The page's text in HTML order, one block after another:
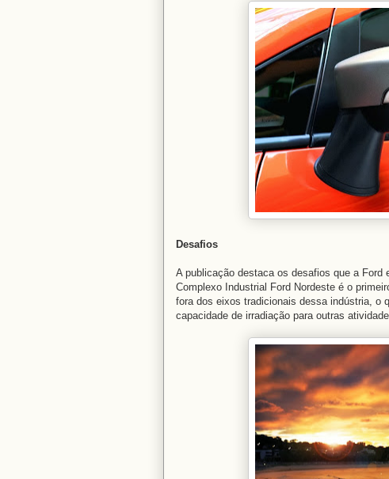
Desafios
A publicação destaca os desafios que a Ford
Complexo Industrial Ford Nordeste é o
fora dos eixos tradicionais dessa indústria, o
capacidade de irradiação para outras